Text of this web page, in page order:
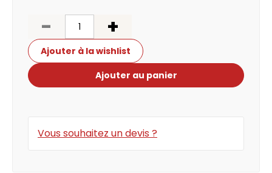
- +
Ajouter au panier
Ajouter à la wishlist
Vous souhaitez un devis ?